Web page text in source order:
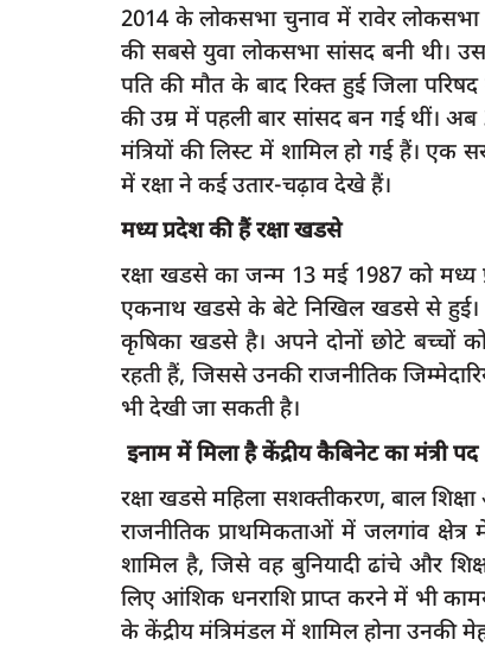
2014 के लोकसभा चुनाव में रावेर लोकसभा
की सबसे युवा लोकसभा सांसद बनी थी।
पति की मौत के बाद रिक्त हुई जिला
की उम्र में पहली बार सांसद बन गई थीं।
मंत्रियों की लिस्ट में शामिल हो गई हैं।
में रक्षा ने कई उतार-चढ़ाव देखे हैं।
मध्य प्रदेश की हैं रक्षा खडसे
रक्षा खडसे का जन्म 13 मई 1987 को मध्य
एकनाथ खडसे के बेटे निखिल खडसे से हुई।
कृषिका खडसे है। अपने दोनों छोटे बच्चों
रहती हैं, जिससे उनकी राजनीतिक
भी देखी जा सकती है।
इनाम में मिला है केंद्रीय कैबिनेट का मंत्री पद
रक्षा खडसे महिला सशक्तीकरण, बाल
राजनीतिक प्राथमिकताओं में जलगांव
शामिल है, जिसे वह बुनियादी ढांचे और
लिए आंशिक धनराशि प्राप्त करने में भी
के केंद्रीय मंत्रिमंडल में शामिल होना उनकी
से कहा-
latest
Raibareli-बिरला ने किया जिला
जनमानस...
rexpress Jun 24, 2024 0 227